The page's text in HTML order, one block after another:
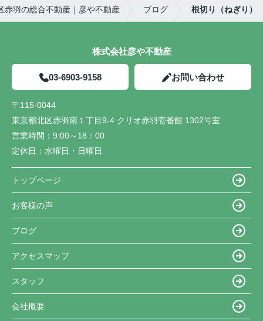
赤羽の総合不動産｜彦や不動産 ブログ 根切り（ねぎり）
株式会社彦や不動産
03-6903-9158 お問い合わせ
〒115-0044
東京都北区赤羽南１丁目9-4 クリオ赤羽壱番館 1302号室
営業時間： 9:00～18：00
定休日： 水曜日・日曜日
トップページ
お客様の声
ブログ
アクセスマップ
スタッフ
会社概要